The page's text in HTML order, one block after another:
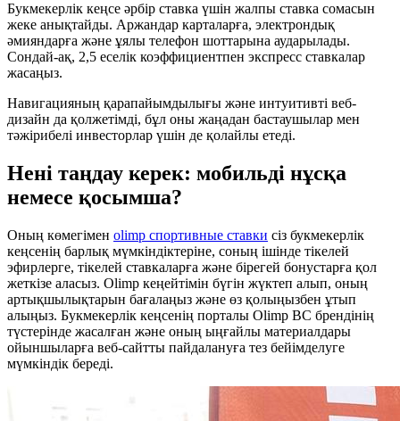
Букмекерлік кеңсе әрбір ставка үшін жалпы ставка сомасын
жеке анықтайды. Аржандар карталарға, электрондық
әмияндарға және ұялы телефон шоттарына аударылады.
Сондай-ақ, 2,5 еселік коэффициентпен экспресс ставкалар
жасаңыз.
Навигацияның қарапайымдылығы және интуитивті веб-
дизайн да қолжетімді, бұл оны жаңадан бастаушылар мен
тәжірибелі инвесторлар үшін де қолайлы етеді.
Нені таңдау керек: мобильді нұсқа
немесе қосымша?
Оның көмегімен olimp спортивные ставки сіз букмекерлік
кеңсенің барлық мүмкіндіктеріне, соның ішінде тікелей
эфирлерге, тікелей ставкаларға және бірегей бонустарға қол
жеткізе аласыз. Olimp кеңейтімін бүгін жүктеп алып, оның
артықшылықтарын бағалаңыз және өз қолыңызбен ұтып
алыңыз. Букмекерлік кеңсенің порталы Olimp BC брендінің
түстерінде жасалған және оның ыңғайлы материалдары
ойыншыларға веб-сайтты пайдалануға тез бейімделуге
мүмкіндік береді.